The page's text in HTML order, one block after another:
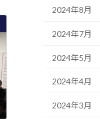
2024年8月
2024年7月
2024年5月
2024年4月
2024年3月